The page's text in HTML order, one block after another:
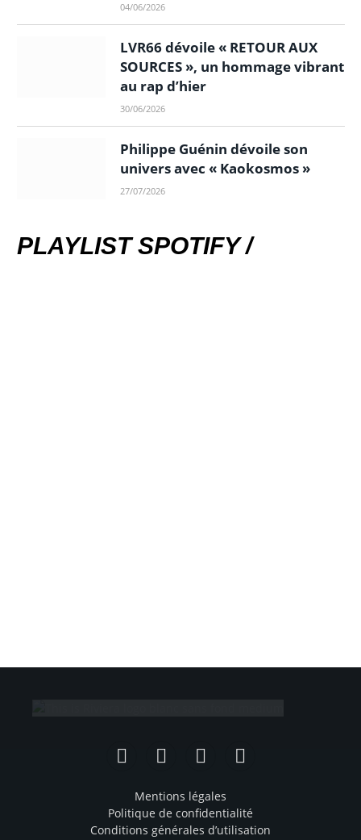
04/06/2026
LVR66 dévoile « RETOUR AUX
SOURCES », un hommage vibrant
au rap d’hier
30/06/2026
Philippe Guénin dévoile son
univers avec « Kaokosmos »
27/07/2026
PLAYLIST SPOTIFY /
FacebookInstagramTikTok YouTube
Mentions légales
Politique de confidentialité
Conditions générales d’utilisation